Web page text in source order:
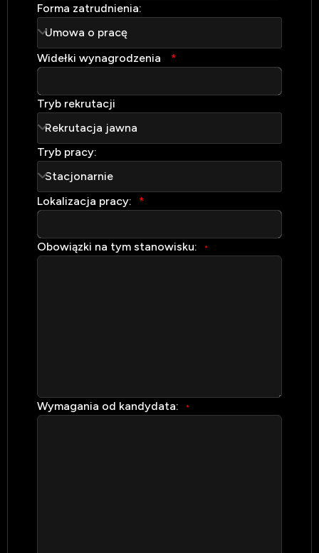
Forma zatrudnienia:
Widełki wynagrodzenia *
Tryb rekrutacji
Tryb pracy:
Lokalizacja pracy: *
Obowiązki na tym stanowisku: *
Wymagania od kandydata: *